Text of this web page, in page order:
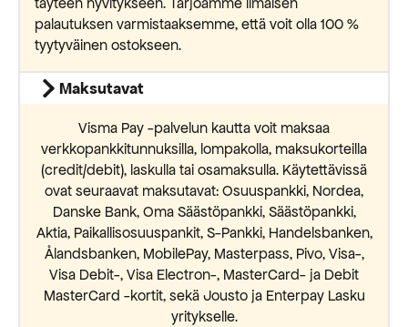
palautuksen varmistaaksemme, että voit olla 100 %
tyytyväinen ostokseen.
Maksutavat
Visma Pay -palvelun kautta voit maksaa
verkkopankkitunnuksilla, lompakolla, maksukorteilla
(credit/debit), laskulla tai osamaksulla. Käytettävissä
ovat seuraavat maksutavat: Osuuspankki, Nordea,
Danske Bank, Oma Säästöpankki, Säästöpankki,
Aktia, Paikallisosuuspankit, S-Pankki, Handelsbanken,
Ålandsbanken, MobilePay, Masterpass, Pivo, Visa-,
Visa Debit-, Visa Electron-, MasterCard- ja Debit
MasterCard -kortit, sekä Jousto ja Enterpay Lasku
yritykselle.